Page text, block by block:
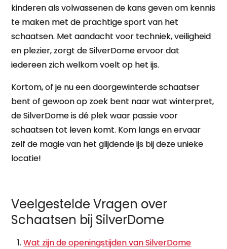
kinderen als volwassenen de kans geven om kennis
te maken met de prachtige sport van het
schaatsen. Met aandacht voor techniek, veiligheid
en plezier, zorgt de SilverDome ervoor dat
iedereen zich welkom voelt op het ijs.
Kortom, of je nu een doorgewinterde schaatser
bent of gewoon op zoek bent naar wat winterpret,
de SilverDome is dé plek waar passie voor
schaatsen tot leven komt. Kom langs en ervaar
zelf de magie van het glijdende ijs bij deze unieke
locatie!
Veelgestelde Vragen over
Schaatsen bij SilverDome
Wat zijn de openingstijden van SilverDome